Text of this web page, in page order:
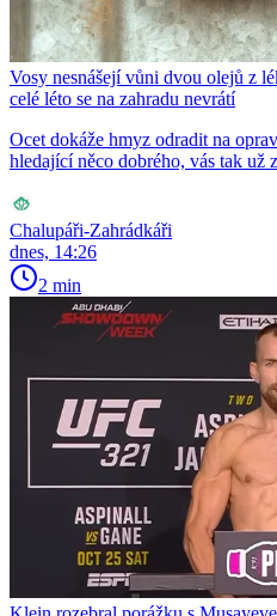
Vosy nesnášejí vůni dvou olejů z
celé léto se na zahradu nevrátí
Ocet dokáže hmyz odradit na
hledající něco dobrého, vás tak už
Chalupáři-Zahrádkáři
dnes, 14:26
2 min